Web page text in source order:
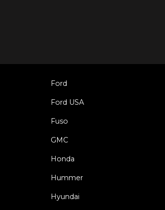
Ford
Ford USA
Fuso
GMC
Honda
Hummer
Hyundai